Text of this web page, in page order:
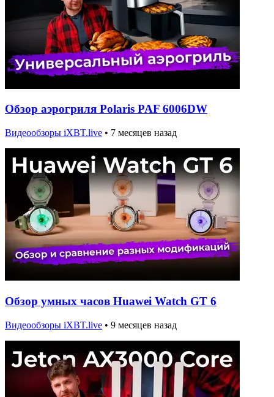
Обзор аэрогриля Polaris PAF 6006DW
Видеообзоры iXBT.live • 7 месяцев назад
Обзор умных часов Huawei Watch GT 6
Видеообзоры iXBT.live • 9 месяцев назад